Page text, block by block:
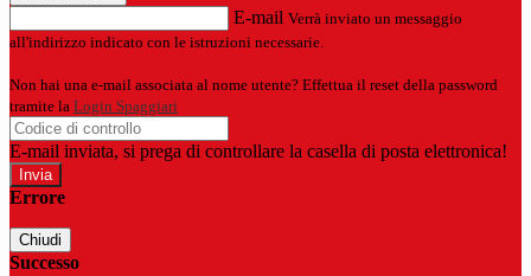
E-mail Verrà inviato un messaggio
all'indirizzo indicato con le istruzioni necessarie.
Non hai una e-mail associata al nome utente? Effettua il reset della password
tramite la Login Spaggiari
E-mail inviata, si prega di controllare la casella di posta elettronica!
Errore
Chiudi
Successo